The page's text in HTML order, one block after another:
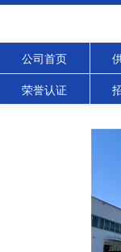
公司首页
荣誉认证